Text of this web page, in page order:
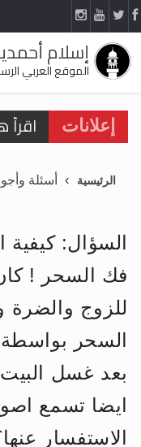
إسلام
الموقع العربي
إعلانات
الرئيسية أسئلة
السؤال:
فك السحر !
للزوج
السحر بواسطة
بعد غسل البيت
ايضا تسمع
الاستفسار